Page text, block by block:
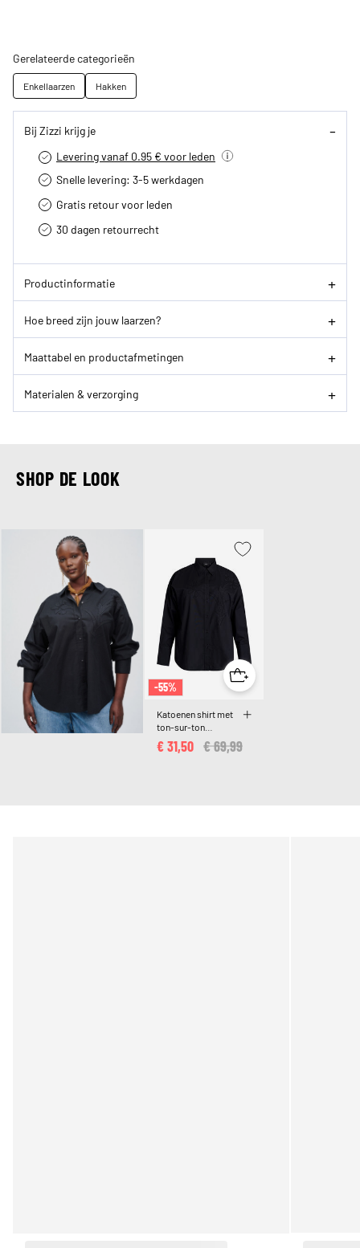
Gerelateerde categorieën
Enkellaarzen Hakken
Bij Zizzi krijg je
Levering vanaf 0.95 € voor leden
Snelle levering: 3-5 werkdagen
Gratis retour voor leden
30 dagen retourrecht­
Productinformatie
Hoe breed zijn jouw laarzen?
Maattabel en productafmetingen
Materialen & verzorging
SHOP DE LOOK
-55%
Katoenen shirt met
ton-sur-ton
bloemenborduurselPrice reduced from
€ 69,99
€ 31,50